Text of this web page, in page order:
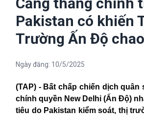
Pakistan có khiến
Trường Ấn Độ
Ngày đăng: 10/5/2025
(TAP) - Bất chấp chiến dịch quân
chính quyền New Delhi (Ấn Độ)
tiêu do Pakistan kiểm soát, thị